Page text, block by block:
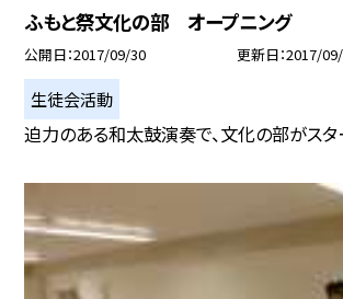
ふもと祭文化の部 オープニング
公開日 2017/09/30 更新日 2017/
生徒会活動
迫力のある和太鼓演奏で、文化の部がスタ